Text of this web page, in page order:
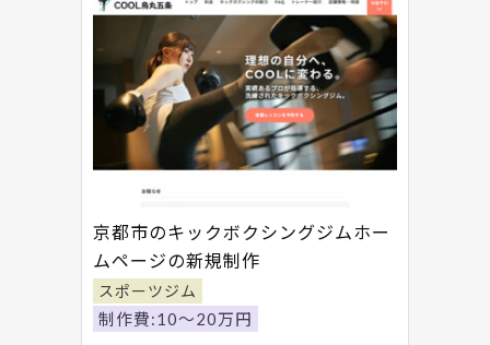
京都市のキックボクシングジムホー
ムページの新規制作
スポーツジム
制作費:10～20万円